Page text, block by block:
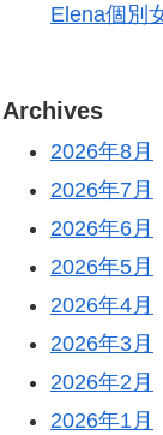
Elena個別
Archives
2026年8月
2026年7月
2026年6月
2026年5月
2026年4月
2026年3月
2026年2月
2026年1月